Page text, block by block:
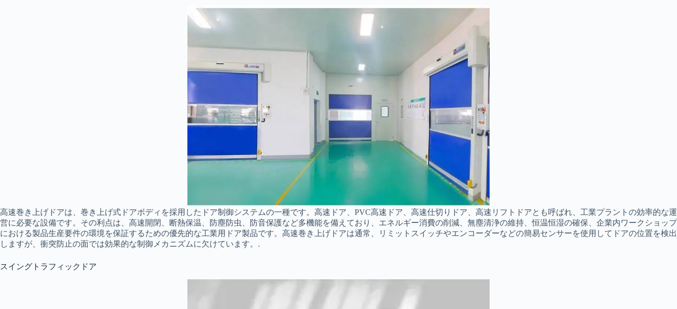
高速巻き上げドアは、巻き上げ式ドアボディを採用したドア制御システムの一種です。高速ドア、PVC高速ドア、高速仕切りドア、高速リフトドアとも呼ばれ、工業プラントの効率的な運
営に必要な設備です。その利点は、高速開閉、断熱保温、防塵防虫、防音保護など多機能を備えており、エネルギー消費の削減、無塵清浄の維持、恒温恒湿の確保、企業内ワークショップ
における製品生産要件の環境を保証するための優先的な工業用ドア製品です。高速巻き上げドアは通常、リミットスイッチやエンコーダーなどの簡易センサーを使用してドアの位置を検出
しますが、衝突防止の面では効果的な制御メカニズムに欠けています。.
スイングトラフィックドア